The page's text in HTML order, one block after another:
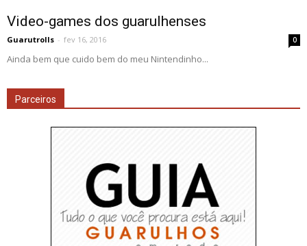
Video-games dos guarulhenses
Guarutrolls - fev 16, 2016 0
Ainda bem que cuido bem do meu Nintendinho...
Parceiros